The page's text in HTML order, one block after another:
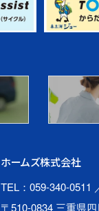
ホームズ株式会社
TEL：059-340-0511
〒510-0834 三重県